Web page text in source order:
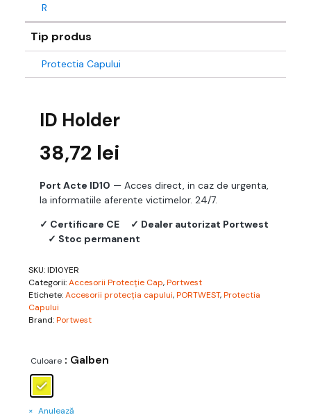
R
Tip produs
Protectia Capului
ID Holder
38,72 lei
Port Acte ID10 — Acces direct, in caz de urgenta,
la informatiile aferente victimelor. 24/7.
✓ Certificare CE
✓ Dealer autorizat Portwest
✓ Stoc permanent
SKU:ID10YER
Categorii:Accesorii Protecție Cap,Portwest
Etichete:Accesorii protecția capului,PORTWEST,Protectia
Capului
Brand:Portwest
Culoare : Galben
Anulează